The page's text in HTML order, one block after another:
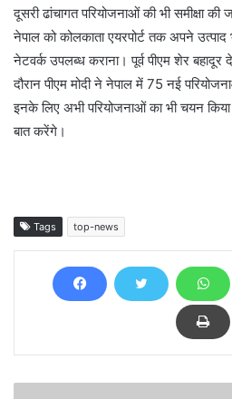
दूसरी ढांचागत परियोजनाओं की भी समीक्षा
नेपाल को कोलकाता एयरपोर्ट तक अपने
नेटवर्क उपलब्ध कराना। पूर्व पीएम शेर बहादूर
दौरान पीएम मोदी ने नेपाल में 75 नई
इनके लिए अभी परियोजनाओं का भी चयन
बात करेंगे।
Tags top-news